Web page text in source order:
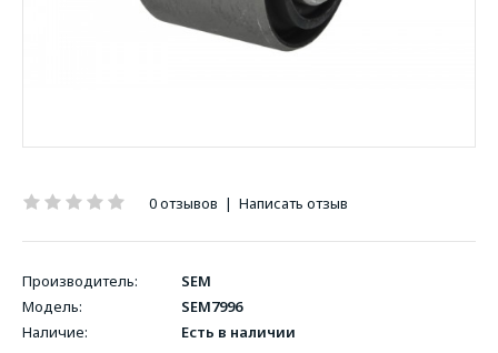
0 отзывов | Написать отзыв
Производитель:
SEM
Модель:
SEM7996
Наличие:
Есть в наличии